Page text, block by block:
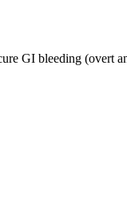
GI bleeding (overt